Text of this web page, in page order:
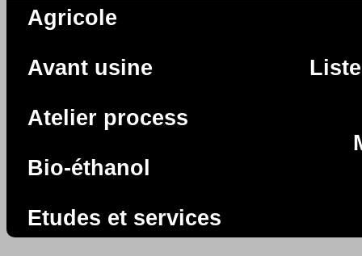
Agricole
Avant usine
Atelier process
Bio-éthanol
Etudes et services